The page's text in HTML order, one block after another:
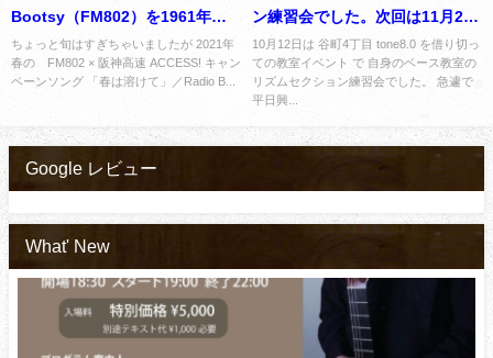
Bootsy（FM802）を1961年ビ
ンテージジャズベースで完コピ
しました。譜面あり
ちょっと旬はすぎちゃいましたが 2021年
春の FM802 × 阪神高速 ACCESS! キャン
ペーンソング 「春は溶けて」／Radio B...
ン練習会でした。次回は11月22
日です。
10月12日は 谷町4丁目 tone8.0 を借り切っ
ての教室イベント で 自身のベース教室の
リズムセクション練習会でした。 急遽で
平日興...
Google レビュー
What' New